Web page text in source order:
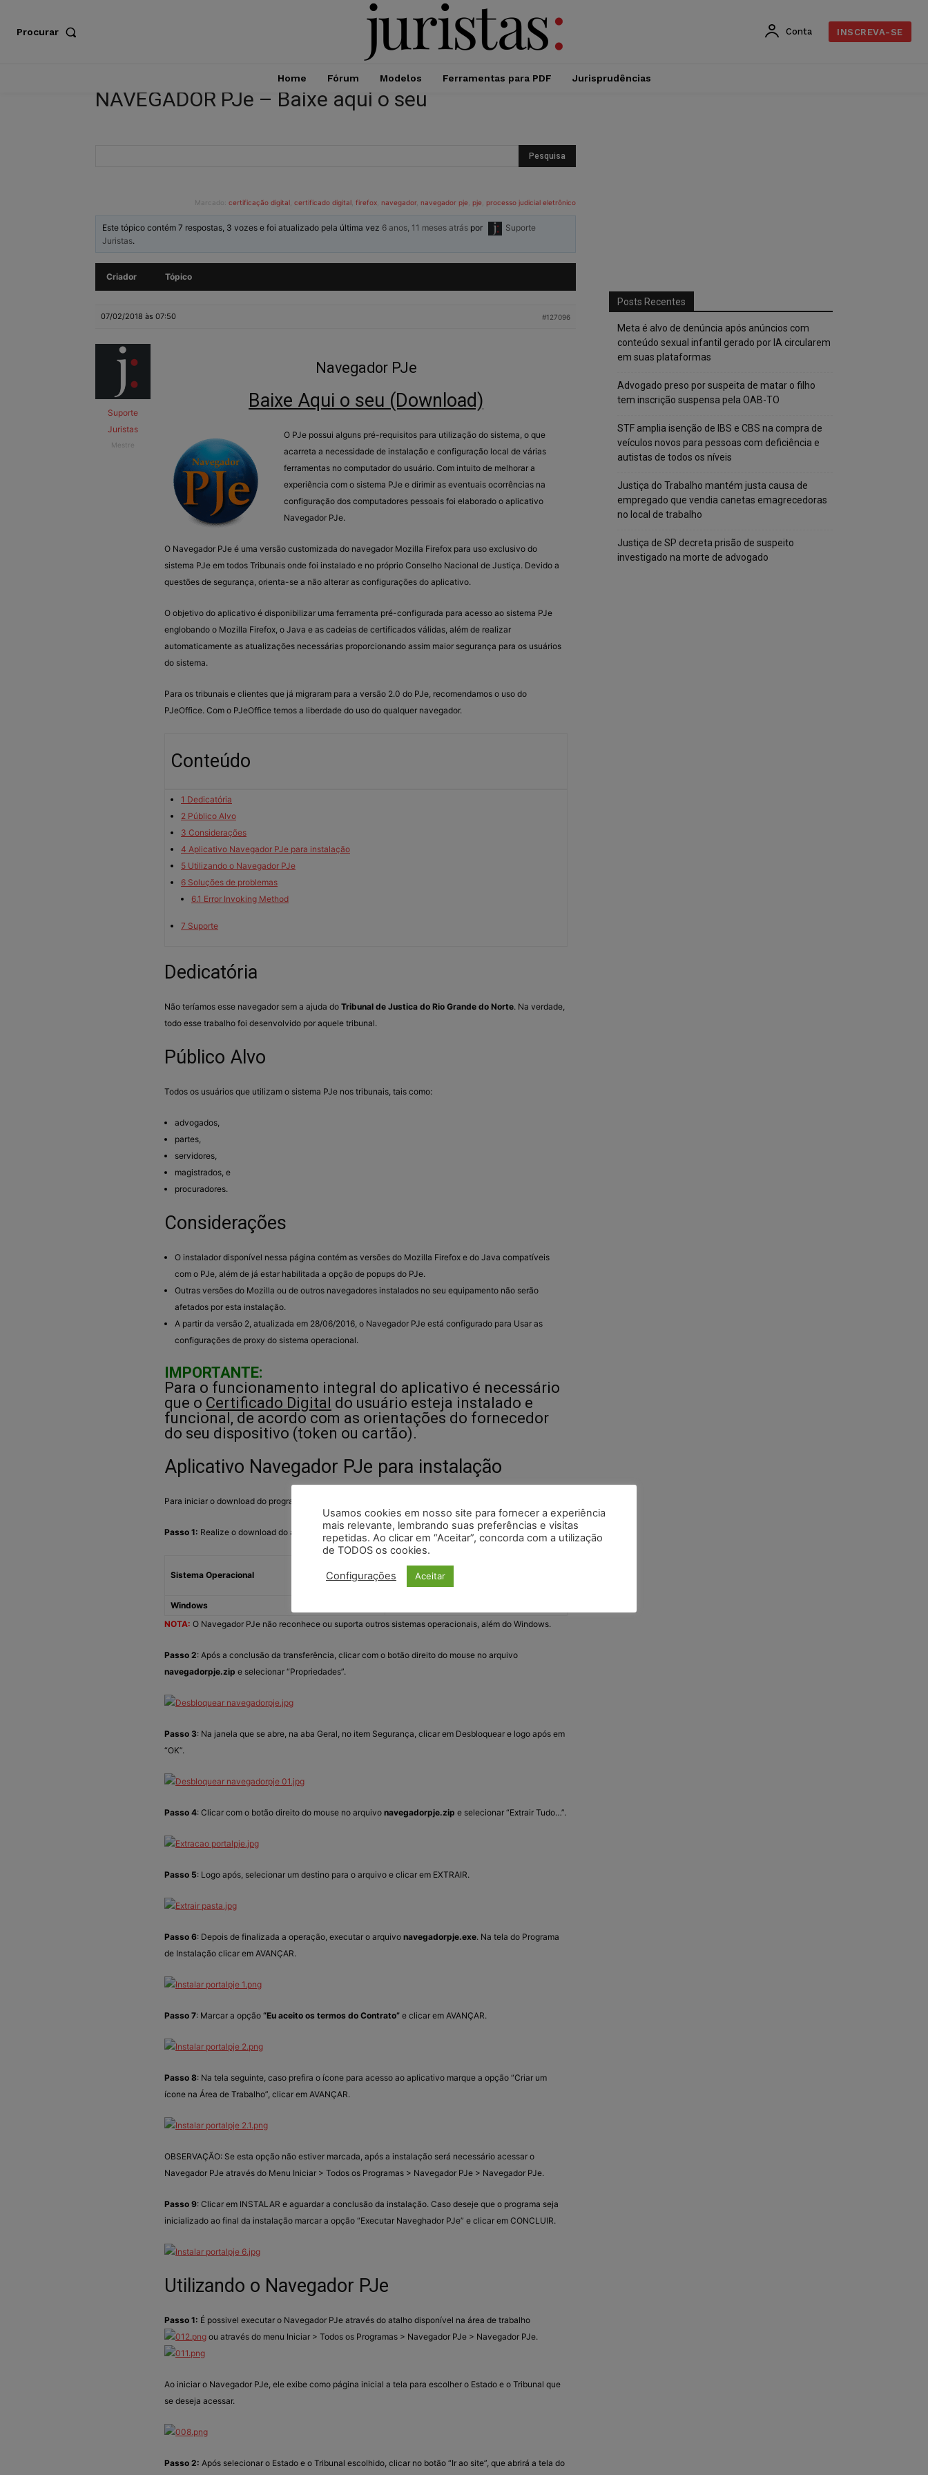
Procurar Conta INSCREVA-SE
Home Fórum Modelos Ferramentas para PDF Jurisprudências
NAVEGADOR PJe – Baixe aqui o seu
Marcado: certificação digital certificado digital firefox navegador, navegador pje pje processo judicial eletrônico
Este tópico contém 7 respostas, 3 vozes e foi atualizado pela última vez 6 anos, 11 meses atrás por
Suporte
Juristas.
Criador Tópico
07/02/2018 às 07:50 #127096
Suporte
Juristas
Mestre
Navegador PJe
Baixe Aqui o seu (Download)
O PJe possui alguns pré-requisitos para utilização do sistema, o que
acarreta a necessidade de instalação e configuração local de várias
ferramentas no computador do usuário. Com intuito de melhorar a
experiência com o sistema PJe e dirimir as eventuais ocorrências na
configuração dos computadores pessoais foi elaborado o aplicativo
Navegador PJe.
O Navegador PJe é uma versão customizada do navegador Mozilla Firefox para uso exclusivo do
sistema PJe em todos Tribunais onde foi instalado e no próprio Conselho Nacional de Justiça. Devido a
questões de segurança, orienta-se a não alterar as configurações do aplicativo.
O objetivo do aplicativo é disponibilizar uma ferramenta pré-configurada para acesso ao sistema PJe
englobando o Mozilla Firefox, o Java e as cadeias de certificados válidas, além de realizar
automaticamente as atualizações necessárias proporcionando assim maior segurança para os usuários
do sistema.
Para os tribunais e clientes que já migraram para a versão 2.0 do PJe, recomendamos o uso do
PJeOffice. Com o PJeOffice temos a liberdade do uso do qualquer navegador.
Conteúdo
1 Dedicatória
2 Público Alvo
3 Considerações
4 Aplicativo Navegador PJe para instalação
5 Utilizando o Navegador PJe
6 Soluções de problemas
6.1 Error Invoking Method
7 Suporte
Dedicatória
Não teríamos esse navegador sem a ajuda do Tribunal de Justica do Rio Grande do Norte. Na verdade,
todo esse trabalho foi desenvolvido por aquele tribunal.
Público Alvo
Todos os usuários que utilizam o sistema PJe nos tribunais, tais como:
advogados,
partes,
servidores,
magistrados, e
procuradores.
Considerações
O instalador disponível nessa página contém as versões do Mozilla Firefox e do Java compatíveis
com o PJe, além de já estar habilitada a opção de popups do PJe.
Outras versões do Mozilla ou de outros navegadores instalados no seu equipamento não serão
afetados por esta instalação.
A partir da versão 2, atualizada em 28/06/2016, o Navegador PJe está configurado para Usar as
configurações de proxy do sistema operacional.
IMPORTANTE:
Para o funcionamento integral do aplicativo é necessário
que o Certificado Digital do usuário esteja instalado e
funcional, de acordo com as orientações do fornecedor
do seu dispositivo (token ou cartão).
Aplicativo Navegador PJe para instalação
Para iniciar o download do programa, siga os passos abaixo:
Passo 1: Realize o download do arquivo e aguarde o download terminar.
Sistema Operacional
Download
Servidor 1
Windows
NOTA: O Navegador PJe não reconhece ou suporta outros sistemas operacionais, além do Windows.
Passo 2: Após a conclusão da transferência, clicar com o botão direito do mouse no arquivo
navegadorpje.zip e selecionar “Propriedades”.
Passo 3: Na janela que se abre, na aba Geral, no item Segurança, clicar em Desbloquear e logo após em
“OK”.
Passo 4: Clicar com o botão direito do mouse no arquivo navegadorpje.zip e selecionar “Extrair Tudo…”.
Passo 5: Logo após, selecionar um destino para o arquivo e clicar em EXTRAIR.
Passo 6: Depois de finalizada a operação, executar o arquivo navegadorpje.exe. Na tela do Programa
de Instalação clicar em AVANÇAR.
Passo 7: Marcar a opção “Eu aceito os termos do Contrato” e clicar em AVANÇAR.
Passo 8: Na tela seguinte, caso prefira o ícone para acesso ao aplicativo marque a opção “Criar um
ícone na Área de Trabalho”, clicar em AVANÇAR.
OBSERVAÇÃO: Se esta opção não estiver marcada, após a instalação será necessário acessar o
Navegador PJe através do Menu Iniciar > Todos os Programas > Navegador PJe > Navegador PJe.
Passo 9: Clicar em INSTALAR e aguardar a conclusão da instalação. Caso deseje que o programa seja
inicializado ao final da instalação marcar a opção “Executar Naveghador PJe” e clicar em CONCLUIR.
Utilizando o Navegador PJe
Passo 1: É possivel executar o Navegador PJe através do atalho disponível na área de trabalho
ou através do menu Iniciar > Todos os Programas > Navegador PJe > Navegador PJe.
Ao iniciar o Navegador PJe, ele exibe como página inicial a tela para escolher o Estado e o Tribunal que
se deseja acessar.
Passo 2: Após selecionar o Estado e o Tribunal escolhido, clicar no botão “Ir ao site”, que abrirá a tela do
Posts Recentes
Meta é alvo de denúncia após anúncios com
conteúdo sexual infantil gerado por IA circularem
em suas plataformas
Advogado preso por suspeita de matar o filho
tem inscrição suspensa pela OAB-TO
STF amplia isenção de IBS e CBS na compra de
veículos novos para pessoas com deficiência e
autistas de todos os níveis
Justiça do Trabalho mantém justa causa de
empregado que vendia canetas emagrecedoras
no local de trabalho
Justiça de SP decreta prisão de suspeito
investigado na morte de advogado
Usamos cookies em nosso site para fornecer a experiência
mais relevante, lembrando suas preferências e visitas
repetidas. Ao clicar em “Aceitar”, concorda com a utilização
de TODOS os cookies.
Configurações Aceitar